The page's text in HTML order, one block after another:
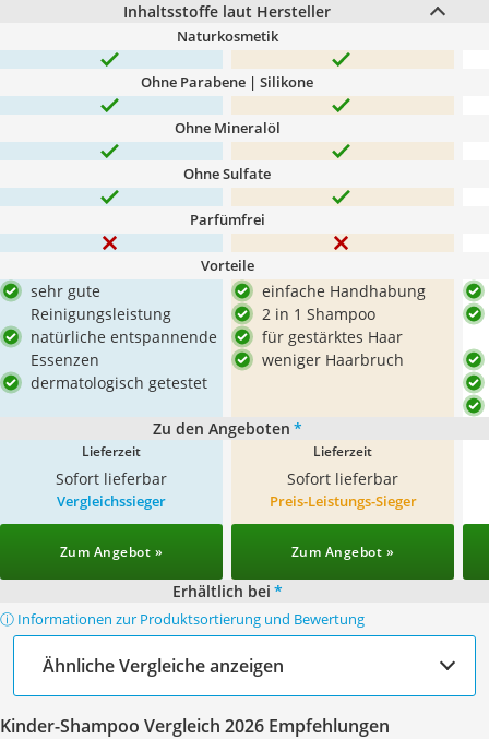
Inhaltsstoffe laut Hersteller
Naturkosmetik
Ohne Parabene | Silikone
Ohne Mineralöl
Ohne Sulfate
Parfümfrei
Vorteile
sehr gute
Reinigungsleistung
natürliche entspannende
Essenzen
dermatologisch getestet
einfache Handhabung
2 in 1 Shampoo
für gestärktes Haar
weniger Haarbruch
Zu den Angeboten *
Lieferzeit
Sofort lieferbar
Lieferzeit
Sofort lieferbar
Vergleichssieger
Zum Angebot »
Preis-Leistungs-Sieger
Zum Angebot »
Erhältlich bei *
ⓘ Informationen zur Produktsortierung und Bewertung
Ähnliche Vergleiche anzeigen
Kinder-Shampoo Vergleich 2026 Empfehlungen